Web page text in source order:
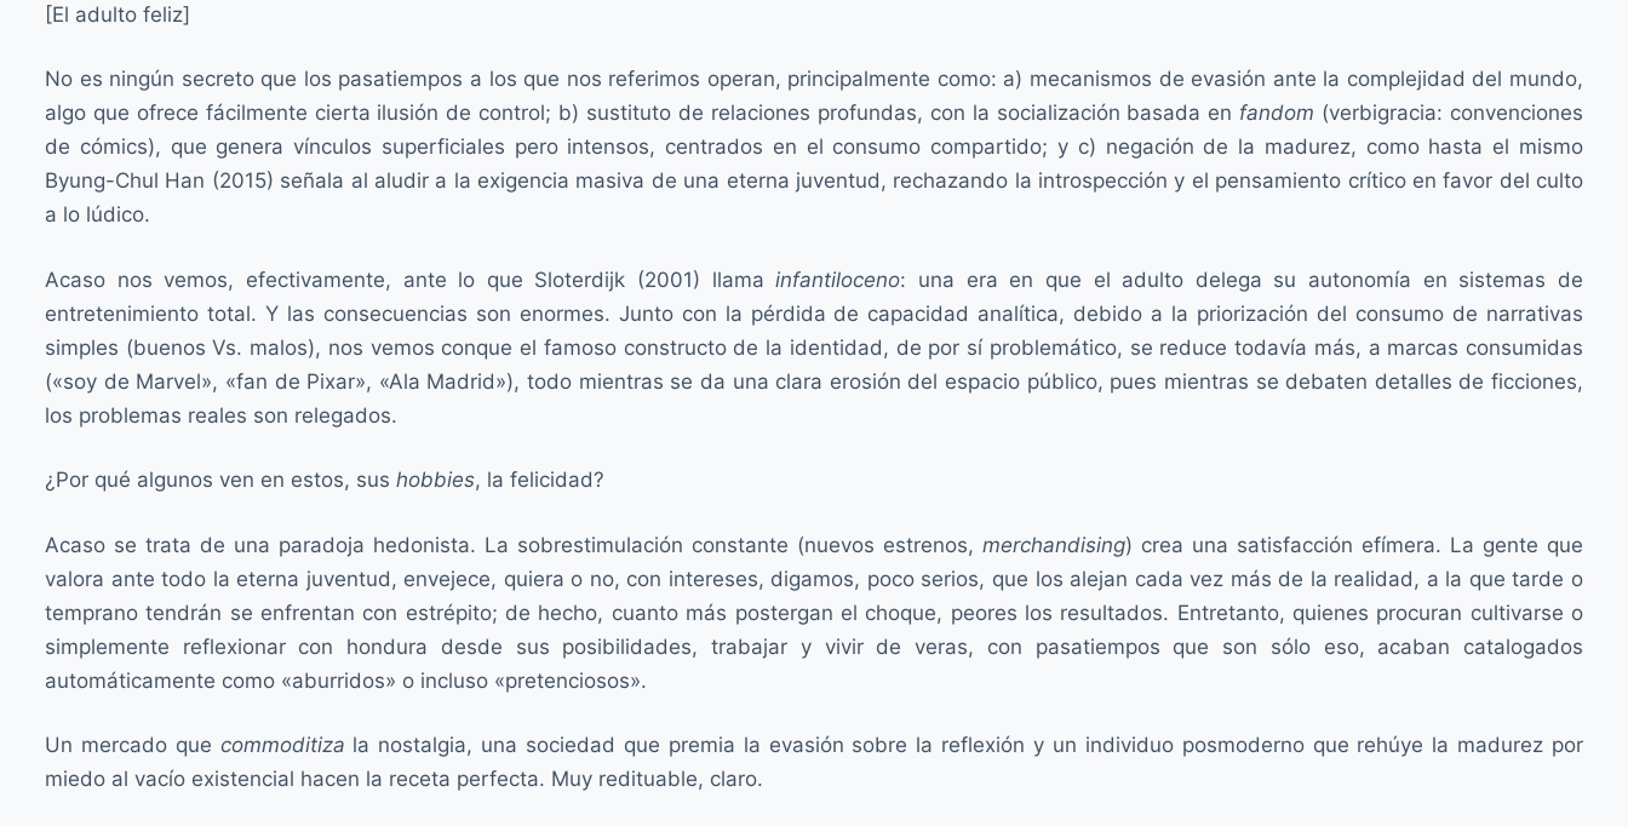
[El adulto feliz]
No es ningún secreto que los pasatiempos a los que nos referimos operan, principalmente como: a) mecanismos de evasión ante la complejidad del mundo,
algo que ofrece fácilmente cierta ilusión de control; b) sustituto de relaciones profundas, con la socialización basada en fandom (verbigracia: convenciones
de cómics), que genera vínculos superficiales pero intensos, centrados en el consumo compartido; y c) negación de la madurez, como hasta el mismo
Byung-Chul Han (2015) señala al aludir a la exigencia masiva de una eterna juventud, rechazando la introspección y el pensamiento crítico en favor del culto
a lo lúdico.
Acaso nos vemos, efectivamente, ante lo que Sloterdijk (2001) llamainfantiloceno: una era en que el adulto delega su autonomía en sistemas de
entretenimiento total. Y las consecuencias son enormes. Junto con la pérdida de capacidad analítica, debido a la priorización del consumo de narrativas
simples (buenos Vs. malos), nos vemos conque el famoso constructo de la identidad, de por sí problemático, se reduce todavía más, a marcas consumidas
(«soy de Marvel», «fan de Pixar», «Ala Madrid»), todo mientras se da una clara erosión del espacio público, pues mientras se debaten detalles de ficciones,
los problemas reales son relegados.
¿Por qué algunos ven en estos, sus hobbies, la felicidad?
Acaso se trata de una paradoja hedonista. La sobrestimulación constante (nuevos estrenos, merchandising) crea una satisfacción efímera. La gente que
valora ante todo la eterna juventud, envejece, quiera o no, con intereses, digamos, poco serios, que los alejan cada vez más de la realidad, a la que tarde o
temprano tendrán se enfrentan con estrépito; de hecho, cuanto más postergan el choque, peores los resultados. Entretanto, quienes procuran cultivarse o
simplemente reflexionar con hondura desde sus posibilidades, trabajar y vivir de veras, con pasatiempos que son sólo eso, acaban catalogados
automáticamente como «aburridos» o incluso «pretenciosos».
Un mercado que commoditiza la nostalgia, una sociedad que premia la evasión sobre la reflexión y un individuo posmoderno que rehúye la madurez por
miedo al vacío existencial hacen la receta perfecta. Muy redituable, claro.